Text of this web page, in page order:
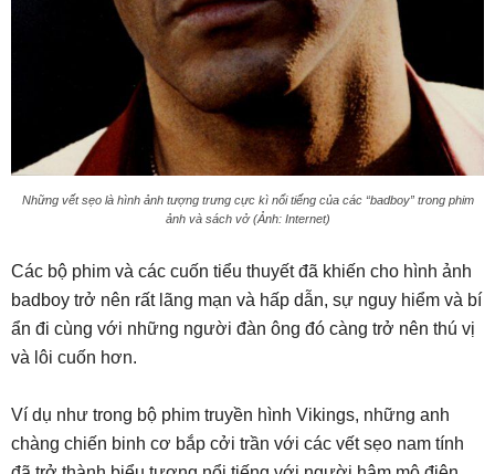
Những vết sẹo là hình ảnh tượng trưng cực kì nổi tiếng của các “badboy” trong phim
ảnh và sách vở (Ảnh: Internet)
Các bộ phim và các cuốn tiểu thuyết đã khiến cho hình ảnh
badboy trở nên rất lãng mạn và hấp dẫn, sự nguy hiểm và bí
ẩn đi cùng với những người đàn ông đó càng trở nên thú vị
và lôi cuốn hơn.
Ví dụ như trong bộ phim truyền hình Vikings, những anh
chàng chiến binh cơ bắp cởi trần với các vết sẹo nam tính